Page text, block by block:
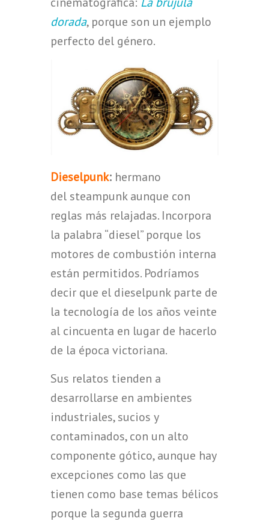
dorada, porque son un ejemplo
perfecto del género.
Dieselpunk: hermano
del steampunk aunque con
reglas más relajadas. Incorpora
la palabra “diesel” porque los
motores de combustión interna
están permitidos. Podríamos
decir que el dieselpunk parte de
la tecnología de los años veinte
al cincuenta en lugar de hacerlo
de la época victoriana.
Sus relatos tienden a
desarrollarse en ambientes
industriales, sucios y
contaminados, con un alto
componente gótico, aunque hay
excepciones como las que
tienen como base temas bélicos
porque la segunda guerra